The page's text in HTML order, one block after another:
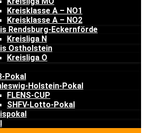
Kreisklasse A – NO1
Kreisklasse A – NO2
Rendsburg-Eckernförde
Kreisliga N
Ostholstein
Kreisliga O
Pokal
Holstein-Pokal
FLENS-CUP
SHFV-Lotto-Pokal